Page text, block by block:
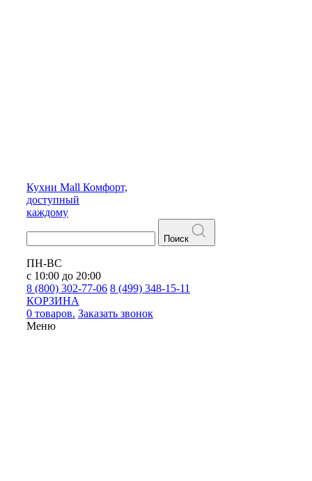
Кухни Mall Комфорт,
доступный
каждому
Поиск
ПН-ВС
с 10:00 до 20:00
8 (800) 302-77-06 8 (499) 348-15-11
КОРЗИНА
0 товаров. Заказать звонок
Меню